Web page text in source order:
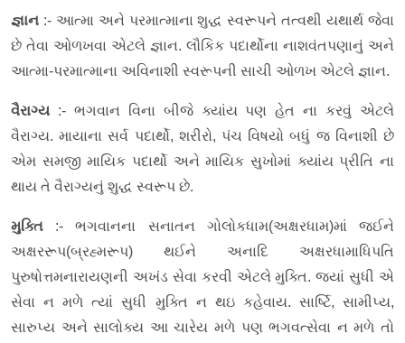
જ્ઞાન :- આત્મા અને પરમાત્માના શુદ્ધ સ્વરૂપને તત્વથી યથાર્થ જેવા
છે તેવા ઓળખવા એટલે જ્ઞાન. લૌકિક પદાર્થોના નાશવંતપણાનું અને
આત્મા-પરમાત્માના અવિનાશી સ્વરૂપની સાચી ઓળખ એટલે જ્ઞાન.
વૈરાગ્ય :- ભગવાન વિના બીજે ક્યાંય પણ હેત ના કરવું એટલે
વૈરાગ્ય. માયાના સર્વ પદાર્થો, શરીરો, પંચ વિષયો બધું જ વિનાશી છે
એમ સમજી માયિક પદાર્થો અને માયિક સુખોમાં ક્યાંય પ્રીતિ ના
થાય તે વૈરાગ્યનું શુદ્ધ સ્વરૂપ છે.
મુક્તિ :- ભગવાનના સનાતન ગોલોકધામ(અક્ષરધામ)માં જઈને
અક્ષરરૂપ(બ્રહ્મરૂપ) થઈને અનાદિ અક્ષરધામાધિપતિ
પુરુષોત્તમનારાયણની અખંડ સેવા કરવી એટલે મુક્તિ. જ્યાં સુધી એ
સેવા ન મળે ત્યાં સુધી મુક્તિ ન થઇ કહેવાય. સાર્ષ્ટિ, સામીપ્ય,
સારુપ્ય અને સાલોક્ય આ ચારેય મળે પણ ભગવત્સેવા ન મળે તો